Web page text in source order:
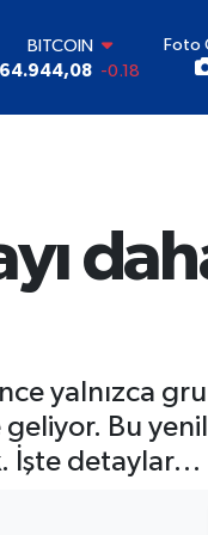
BITCOIN
64.944,08 -0.18
GRAM ALTIN
6660.55
0.03
BİST100
Foto
yalnızca
Bu
İşte detaylar…